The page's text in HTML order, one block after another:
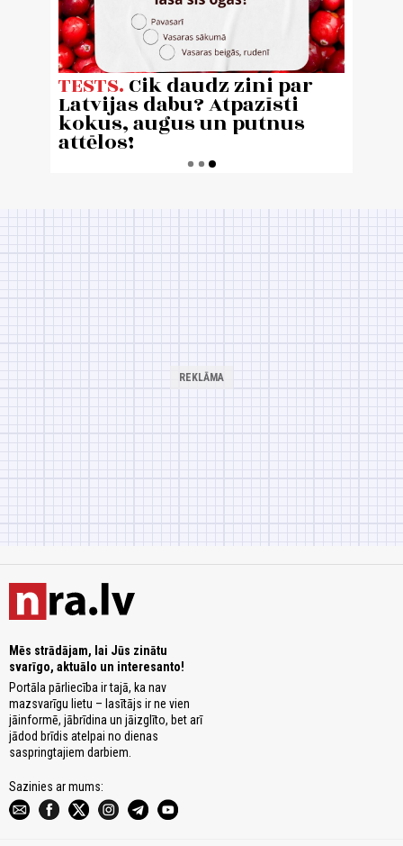
Mēs strādājam, lai Jūs zinātu
svarīgo, aktuālo un interesanto!
Portāla pārliecība ir tajā, ka nav
mazsvarīgu lietu – lasītājs ir ne vien
jāinformē, jābrīdina un jāizglīto, bet arī
jādod brīdis atelpai no dienas
saspringtajiem darbiem.
Sazinies ar mums: